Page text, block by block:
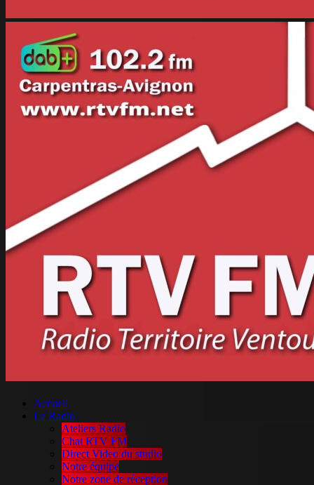
Accueil
La Radio
Ateliers Radio
Chat RTV FM
Direct Video du studio
Notre équipe
Notre zone de réception